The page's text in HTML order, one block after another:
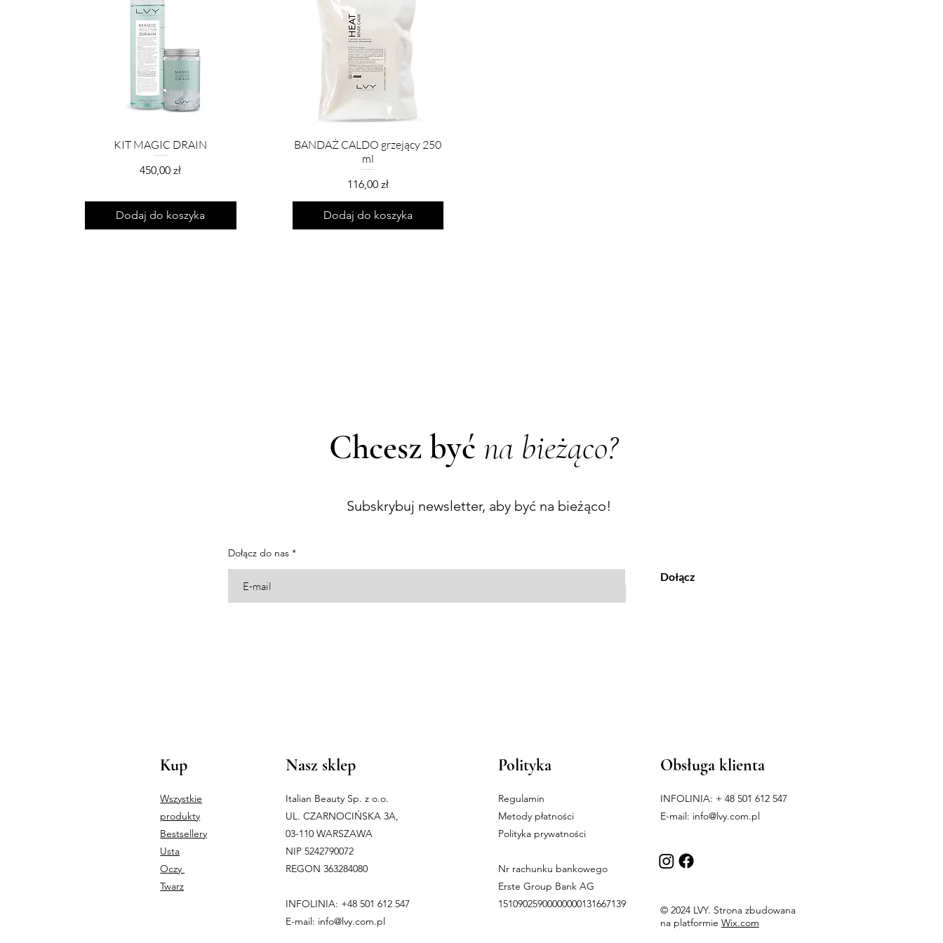
KIT MAGIC DRAIN
Cena
450,00 zł
Dodaj do koszyka
BANDAŻ CALDO grzejący 250
ml
Cena
116,00 zł
Dodaj do koszyka
Chcesz być na bieżąco?
Subskrybuj newsletter, aby być na bieżąco!
Dołącz do nas
Dołącz
Kup
Wszystkie
produkty
Bestsellery
Usta
Oczy
Twarz
Nasz sklep
Italian Beauty Sp. z o.o.
UL. CZARNOCIŃSKA 3A,
03-110 WARSZAWA
NIP 5242790072
REGON 363284080
INFOLINIA: +48 501 612 547
E-mail: info@lvy.com.pl
Polityka
Regulamin
Metody płatności
Polityka prywatności
Nr rachunku bankowego
Erste Group Bank AG
15109025900000000131667139
Obsługa klienta
INFOLINIA: + 48 501 612 547
E-mail: info@lvy.com.pl
© 2024 LVY. Strona zbudowana
na platformie Wix.com